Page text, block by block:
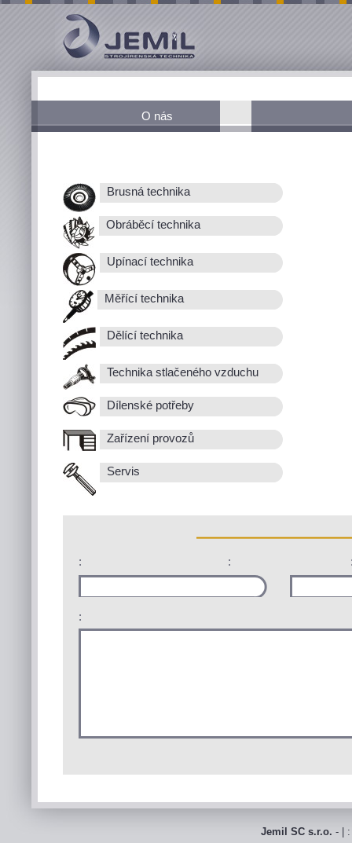
O nás
Brusná technika
Obráběcí technika
Upínací technika
Měřící technika
Dělící technika
Technika stlačeného vzduchu
Dílenské potřeby
Zařízení provozů
Servis
: :
:
Jemil SC s.r.o. - |